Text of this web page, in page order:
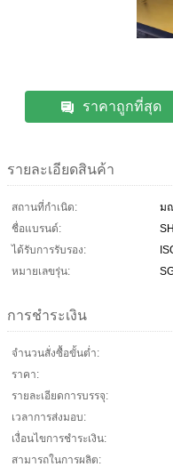
ราคาถูกที่สุด
รายละเอียดสินค้า
สถานที่กำเนิด:
ม
ชื่อแบรนด์:
ได้รับการรับรอง:
หมายเลขรุ่น:
การชำระเงิน
จำนวนสั่งซื้อขั้นต่ำ:
ราคา:
รายละเอียดการบรรจุ:
เวลาการส่งมอบ:
เงื่อนไขการชำระเงิน:
สามารถในการผลิต: